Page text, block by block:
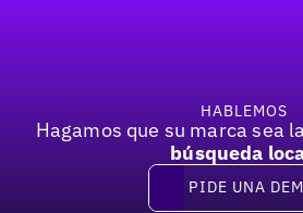
HABLEMOS
Hagamos que su marca sea
búsqueda
Pide una demo
PIDE UNA